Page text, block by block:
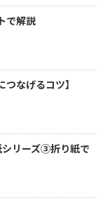
で解説
なげるコツ】
リーズ③折り紙で